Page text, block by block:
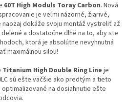
60T High Moduls Toray Carbon. Nová
je veľmi názorné, žiarivé,
dokáže svoju montáž vystreliť až
a dostatočne dlhé na to, aby ste
ktorá je absolútne nevyhnutná
maximálnou silou!
Titanium High Double Ring Line je
sú ešte väčšie ako predtým a tieto
na dosiahnutie ešte